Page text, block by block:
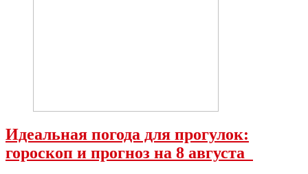
Идеальная погода для прогулок:
гороскоп и прогноз на 8 августа